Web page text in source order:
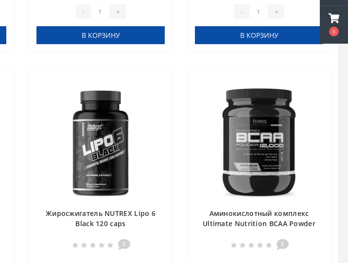
0
- +
В КОРЗИНУ
- +
В КОРЗИНУ
Жиросжигатель NUTREX Lipo 6
Black 120 caps
2
Аминокислотный комплекс
Ultimate Nutrition BCAA Powder
2